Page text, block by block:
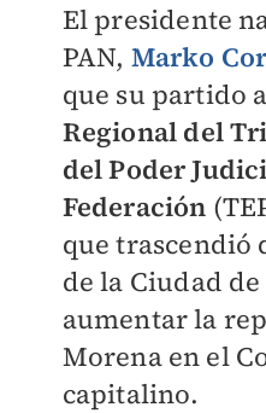
El presidente
PAN, Marko
que su partido
Regional del
del Poder
Federación
que trascendió
de la Ciudad
aumentar la
Morena en el
capitalino.